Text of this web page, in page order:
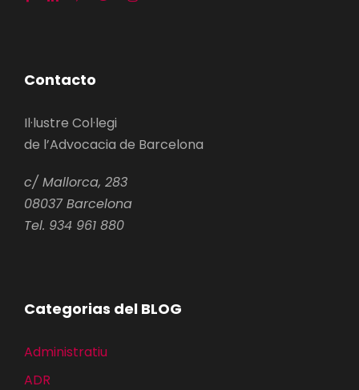
Contacto
Il·lustre Col·legi
de l’Advocacia de Barcelona
c/ Mallorca, 283
08037 Barcelona
Tel. 934 961 880
Categorias del BLOG
Administratiu
ADR